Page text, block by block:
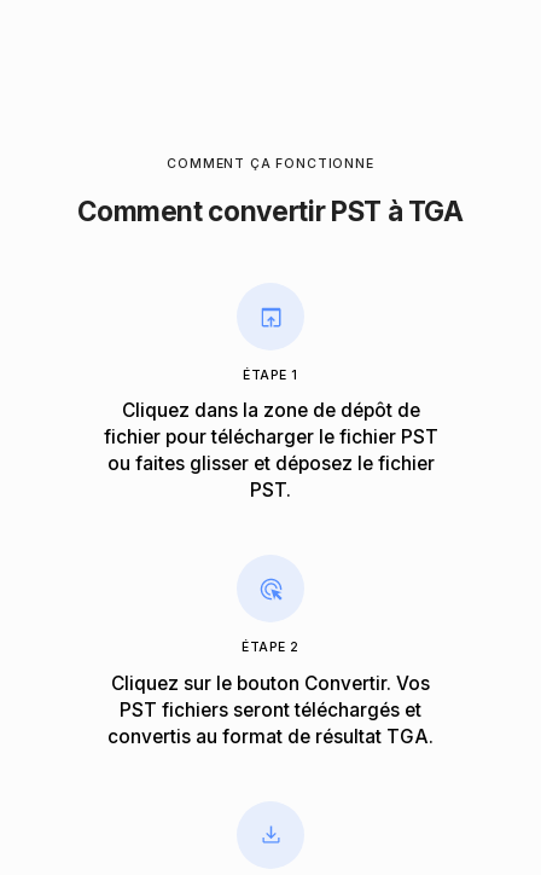
COMMENT ÇA FONCTIONNE
Comment convertir PST à TGA
ÉTAPE 1
Cliquez dans la zone de dépôt de
fichier pour télécharger le fichier PST
ou faites glisser et déposez le fichier
PST.
ÉTAPE 2
Cliquez sur le bouton Convertir. Vos
PST fichiers seront téléchargés et
convertis au format de résultat TGA.